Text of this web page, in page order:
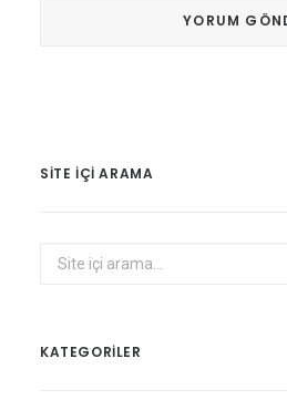
SITE IÇI ARAMA
KATEGORİLER